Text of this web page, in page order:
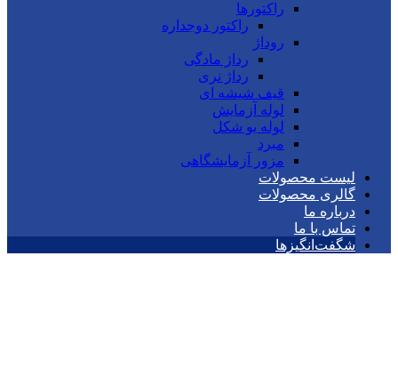
راکتورها
راکتور دوجداره
روداژ
رداژ مادگی
رداژ نری
قیف شیشه ای
لوله آزمایش
لوله یو شکل
مبرد
مزور آزمایشگاهی
لیست محصولات
گالری محصولات
درباره ما
تماس با ما
شگفت‌انگیزها